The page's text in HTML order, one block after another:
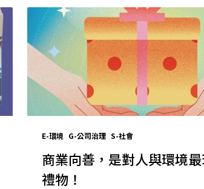
E-環境 G-公司治理 S-社會
商業向善，是對人與環境
禮物！